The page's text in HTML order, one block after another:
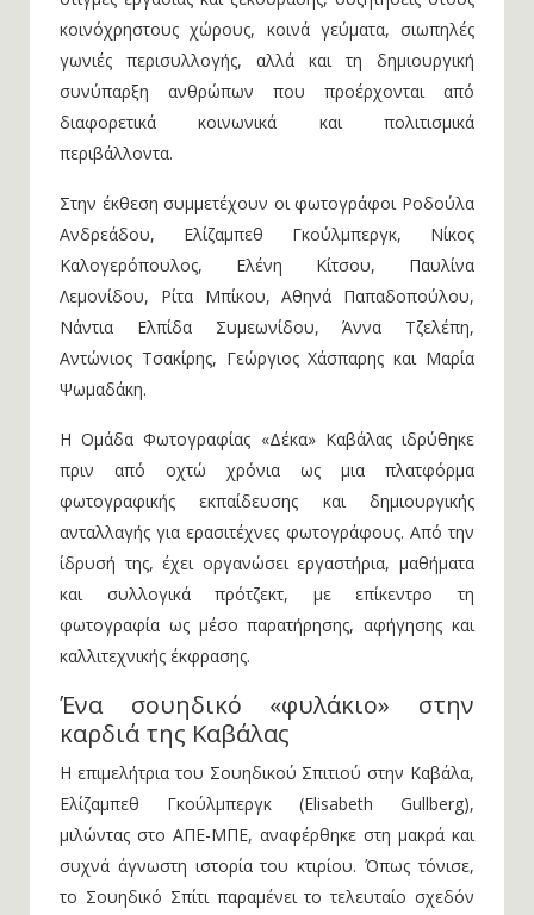
κοινόχρηστους χώρους, κοινά γεύματα, σιωπηλές
γωνιές περισυλλογής, αλλά και τη δημιουργική
συνύπαρξη ανθρώπων που προέρχονται από
διαφορετικά κοινωνικά και πολιτισμικά
περιβάλλοντα.
Στην έκθεση συμμετέχουν οι φωτογράφοι Ροδούλα
Ανδρεάδου, Ελίζαμπεθ Γκούλμπεργκ, Νίκος
Καλογερόπουλος, Ελένη Κίτσου, Παυλίνα
Λεμονίδου, Ρίτα Μπίκου, Αθηνά Παπαδοπούλου,
Νάντια Ελπίδα Συμεωνίδου, Άννα Τζελέπη,
Αντώνιος Τσακίρης, Γεώργιος Χάσπαρης και Μαρία
Ψωμαδάκη.
Η Ομάδα Φωτογραφίας «Δέκα» Καβάλας ιδρύθηκε
πριν από οχτώ χρόνια ως μια πλατφόρμα
φωτογραφικής εκπαίδευσης και δημιουργικής
ανταλλαγής για ερασιτέχνες φωτογράφους. Από την
ίδρυσή της, έχει οργανώσει εργαστήρια, μαθήματα
και συλλογικά πρότζεκτ, με επίκεντρο τη
φωτογραφία ως μέσο παρατήρησης, αφήγησης και
καλλιτεχνικής έκφρασης.
Ένα σουηδικό «φυλάκιο» στην
καρδιά της Καβάλας
Η επιμελήτρια του Σουηδικού Σπιτιού στην Καβάλα,
Ελίζαμπεθ Γκούλμπεργκ (Elisabeth Gullberg),
μιλώντας στο ΑΠΕ-ΜΠΕ, αναφέρθηκε στη μακρά και
συχνά άγνωστη ιστορία του κτιρίου. Όπως τόνισε,
το Σουηδικό Σπίτι παραμένει το τελευταίο σχεδόν